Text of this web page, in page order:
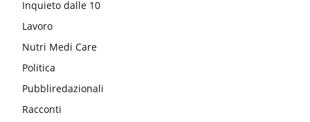
Inquieto dalle 10
Lavoro
Nutri Medi Care
Politica
Pubbliredazionali
Racconti